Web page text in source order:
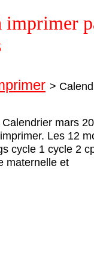
imprimer
>
mars
Les 12
cycle 1 cycle 2
maternelle et